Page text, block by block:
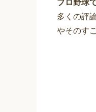
プロ野球
多くの評
やそのす